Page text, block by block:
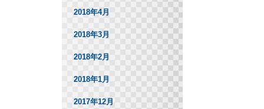
2018年4月
2018年3月
2018年2月
2018年1月
2017年12月